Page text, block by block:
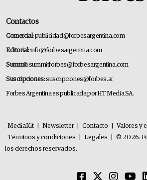
Contactos
Comercial:publicidad@forbesargentina.com
Editorial:info@forbesargentina.com
Summit:summitforbes@forbesargentina.com
Suscripciones:suscripciones@forbes.ar
Forbes Argentina es publicada por HT Media SA.
MediaKit Newsletter Contacto Valores y
Términos y condiciones
Legales
© 2026.
los derechos reservados.